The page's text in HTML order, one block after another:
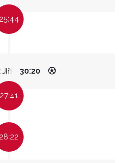
25:44
30:20
27:41
28:22